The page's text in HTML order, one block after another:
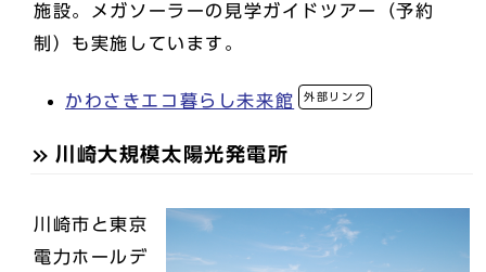
施設。メガソーラーの見学ガイドツアー（予約
制）も実施しています。
かわさきエコ暮らし未来館 外部リンク
川崎大規模太陽光発電所
川崎市と東京
電力ホールデ